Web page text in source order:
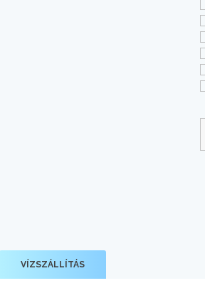
VÍZSZÁLLÍTÁS